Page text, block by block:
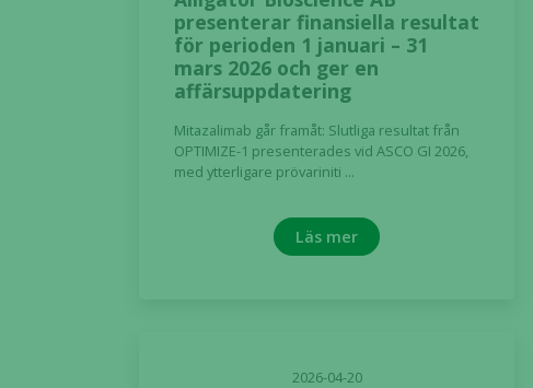
presenterar finansiella resultat
för perioden 1 januari – 31
mars 2026 och ger en
affärsuppdatering
Mitazalimab går framåt: Slutliga resultat från
OPTIMIZE-1 presenterades vid ASCO GI 2026,
med ytterligare prövariniti ...
Läs mer
2026-04-20